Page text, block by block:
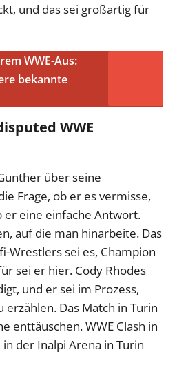
und das sei großartig für
WWE-Aus:
bekannte
WWE
über seine
Frage, ob er es vermisse,
er eine einfache Antwort.
auf die man hinarbeite. Das
Wrestlers sei es, Champion
sei er hier. Cody Rhodes
und er sei im Prozess,
erzählen. Das Match in Turin
enttäuschen. WWE Clash in
der Inalpi Arena in Turin